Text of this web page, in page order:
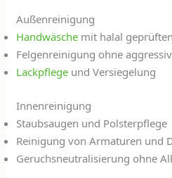
Außenreinigung
Handwäsche mit halal
Felgenreinigung ohne
Lackpflege und Versiegelung
Innenreinigung
Staubsaugen und Polsterpflege
Reinigung von Armaturen und
Geruchsneutralisierung ohne